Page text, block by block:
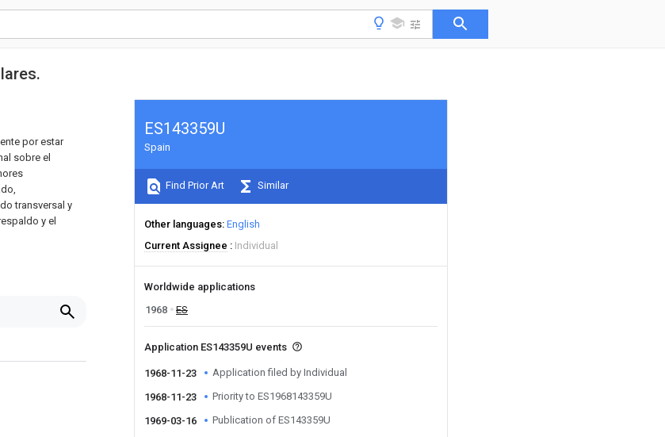
por estar
sobre el
transversal y
y el
ES143359U
Spain
Find Prior Art Similar
Other languages English
Current Assignee
Individual
Worldwide applications
1968
ES
Application ES143359U events
1968-11-23 Application filed by Individual
1968-11-23 Priority to ES1968143359U
1969-03-16 Publication of ES143359U